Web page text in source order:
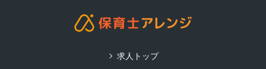
求人トップ